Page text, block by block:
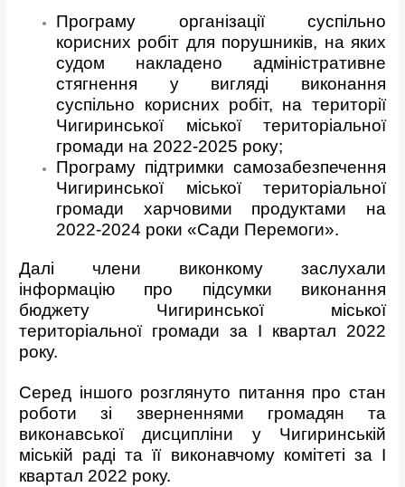
Програму організації суспільно
корисних робіт для порушників, на яких
судом накладено адміністративне
стягнення у вигляді виконання
суспільно корисних робіт, на території
Чигиринської міської територіальної
громади на 2022-2025 року;
Програму підтримки самозабезпечення
Чигиринської міської територіальної
громади харчовими продуктами на
2022-2024 роки «Сади Перемоги».
Далі члени виконкому заслухали
інформацію про підсумки виконання
бюджету Чигиринської міської
територіальної громади за I квартал 2022
року.
Серед іншого розглянуто питання про стан
роботи зі зверненнями громадян та
виконавської дисципліни у Чигиринській
міській раді та її виконавчому комітеті за І
квартал 2022 року.